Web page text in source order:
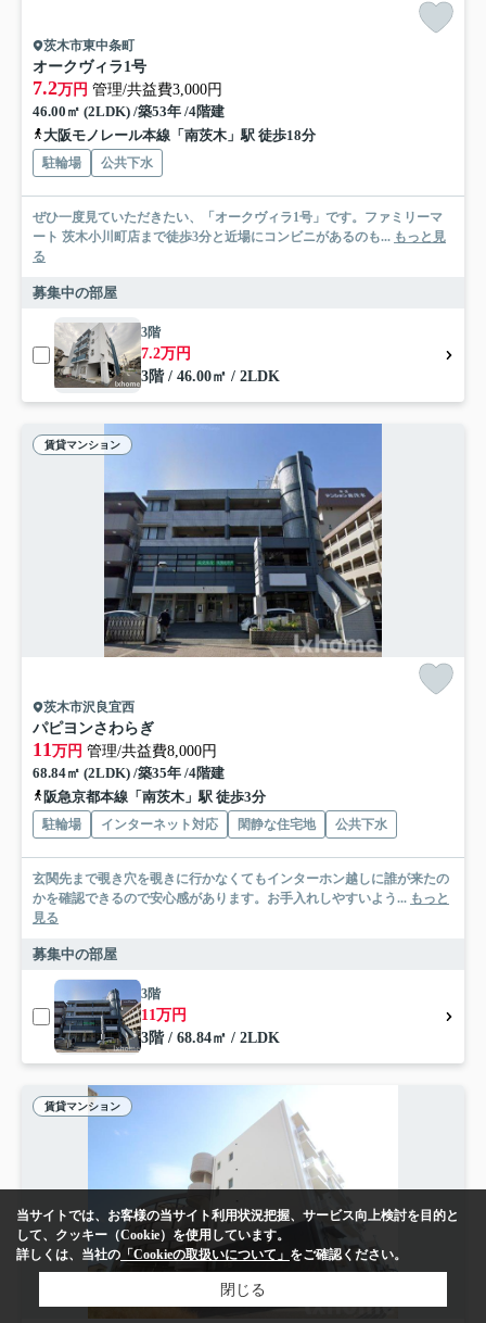
茨木市東中条町
オークヴィラ1号
7.2万円 管理/共益費3,000円
46.00㎡ (2LDK) /築53年 /4階建
大阪モノレール本線「南茨木」駅 徒歩18分
駐輪場 公共下水
ぜひ一度見ていただきたい、「オークヴィラ1号」です。ファミリーマ
ート 茨木小川町店まで徒歩3分と近場にコンビニがあるのも... もっと見
る
募集中の部屋
3階
7.2万円
3階 / 46.00㎡ / 2LDK
賃貸マンション
茨木市沢良宜西
パピヨンさわらぎ
11 万円 管理/共益費8,000円
68.84㎡ (2LDK) /築35年 /4階建
阪急京都本線「南茨木」駅 徒歩3分
駐輪場 インターネット対応 閑静な住宅地 公共下水
玄関先まで覗き穴を覗きに行かなくてもインターホン越しに誰が来たの
かを確認できるので安心感があります。お手入れしやすいよう... もっと
見る
募集中の部屋
3階
11万円
3階 / 68.84㎡ / 2LDK
賃貸マンション
当サイトでは、お客様の当サイト利用状況把握、サービス向上検討を目的と
して、クッキー（Cookie）を使用しています。
詳しくは、当社の 「Cookieの取扱いについて」 をご確認ください。
閉じる